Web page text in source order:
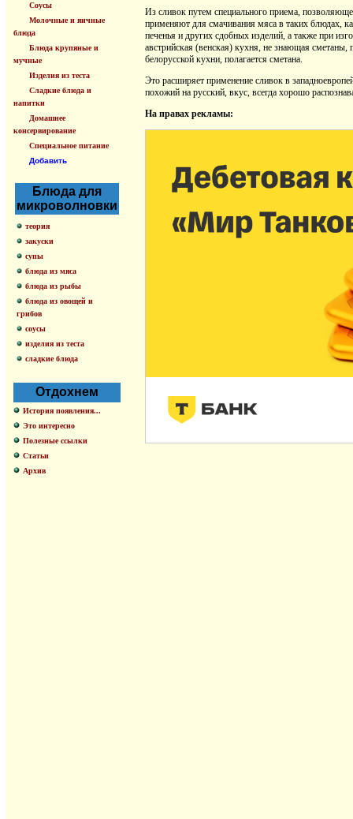
Соусы
Молочные и яичные
блюда
Блюда крупяные и
мучные
Изделия из теста
Сладкие блюда и
напитки
Домашнее
консервирование
Специальное питание
Добавить
Блюда для
микроволновки
теория
закуски
супы
блюда из мяса
блюда из рыбы
блюда из овощей и
грибов
соусы
изделия из теста
сладкие блюда
Отдохнем
История появления...
Это интересно
Полезные ссылки
Статьи
Архив
Из сливок путем специального приема,
применяют для смачивания мяса в таких блюдах,
печенья и других сдобных изделий, а также при
австрийская (венская) кухня, не знающая сметаны,
белорусской кухни, полагается сметана.
Это расширяет применение сливок в
похожий на русский, вкус, всегда хорошо
На правах рекламы: